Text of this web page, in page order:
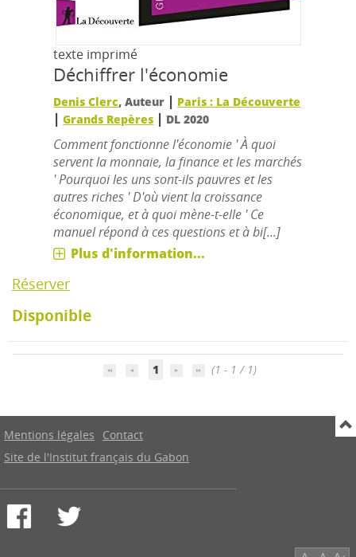
texte imprimé
Déchiffrer l'économie
Denis Clerc, Auteur | Paris : La Découverte
|Grands Repères | DL 2020
Comment fonctionne l'économie ' À quoi
servent la monnaie, la finance et les marchés
' Pourquoi les uns sont-ils pauvres et les
autres riches ' D'où vient la croissance
économique, et à quoi mène-t-elle ' Ce
manuel répond à ces questions et à bi[...]
Plus d'information...
Réserver
Disponible
1 (1 - 1 / 1)
Mentions légales
Contact
Site de l'Institut français du Gabon